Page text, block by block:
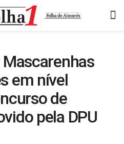
em nível
de
pela DPU